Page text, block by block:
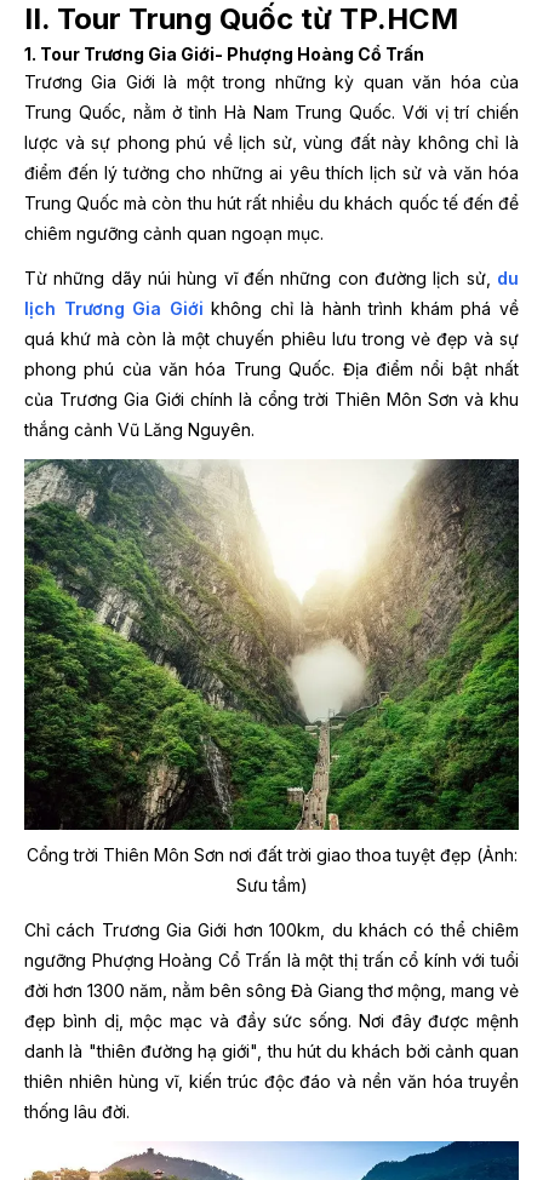
II. Tour Trung Quốc từ TP.HCM
1. Tour Trương Gia Giới- Phượng Hoàng Cổ Trấn
Trương Gia Giới là một trong những kỳ quan văn hóa của
Trung Quốc, nằm ở tỉnh Hà Nam Trung Quốc. Với vị trí chiến
lược và sự phong phú về lịch sử, vùng đất này không chỉ là
điểm đến lý tưởng cho những ai yêu thích lịch sử và văn hóa
Trung Quốc mà còn thu hút rất nhiều du khách quốc tế đến để
chiêm ngưỡng cảnh quan ngoạn mục.
Từ những dãy núi hùng vĩ đến những con đường lịch sử, du
lịch Trương Gia Giới không chỉ là hành trình khám phá về
quá khứ mà còn là một chuyến phiêu lưu trong vẻ đẹp và sự
phong phú của văn hóa Trung Quốc. Địa điểm nổi bật nhất
của Trương Gia Giới chính là cổng trời Thiên Môn Sơn và khu
thắng cảnh Vũ Lăng Nguyên.
Cổng trời Thiên Môn Sơn nơi đất trời giao thoa tuyệt đẹp (Ảnh:
Sưu tầm)
Chỉ cách Trương Gia Giới hơn 100km, du khách có thể chiêm
ngưỡng Phượng Hoàng Cổ Trấn là một thị trấn cổ kính với tuổi
đời hơn 1300 năm, nằm bên sông Đà Giang thơ mộng, mang vẻ
đẹp bình dị, mộc mạc và đầy sức sống. Nơi đây được mệnh
danh là "thiên đường hạ giới", thu hút du khách bởi cảnh quan
thiên nhiên hùng vĩ, kiến trúc độc đáo và nền văn hóa truyền
thống lâu đời.